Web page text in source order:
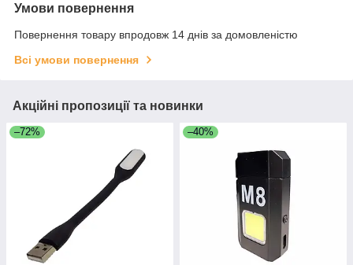
Умови повернення
Повернення товару впродовж 14 днів за домовленістю
Всі умови повернення
Акційні пропозиції та новинки
–72% –40%